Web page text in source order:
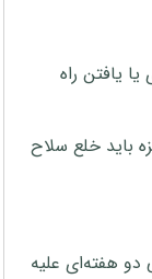
یافتن راه
باید خلع سلاح
دو هفته‌ای علیه